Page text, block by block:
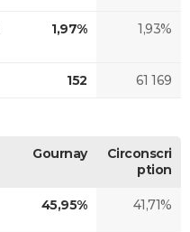
1,97% 1,93%
152 61 169
Gournay
Circonscri
ption
45,95% 41,71%